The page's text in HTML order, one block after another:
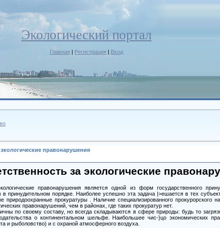
Экологический портал
Главная | Регистрация | Вход
правонарушения
за экологические
правонарушения является одной из форм государственного
в принудительном порядке. Наиболее успешно эта задача |>ешается в тех
прокуратуры . Наличие специализированного прокурорского
правонарушений, чем в районах, где таких прокуратур нет.
по своему составу, но всегда складываются в сфере природы: будь то
о континентальном шельфе. Наибольшее чис-}цо экономических
и рыболовство) и с охраной атмосферного воздуха.